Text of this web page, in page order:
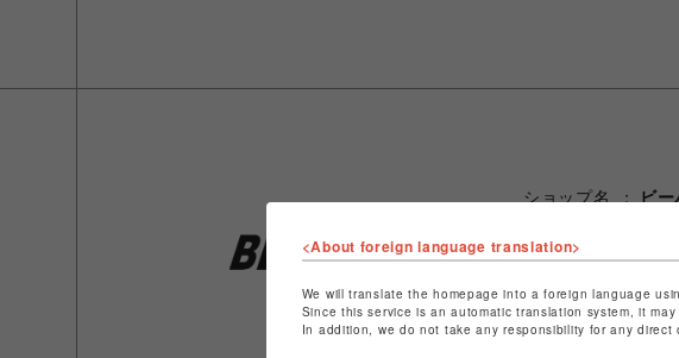
ショップ名
ビー
ショップお問い合
<About foreign language translation>
We will translate the homepage into a foreign language
Since this service is an automatic translation system, it
In addition, we do not take any responsibility for any